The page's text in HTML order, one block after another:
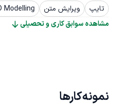
تایپ ویرایش متن Modelling
مشاهده سوابق کاری و تحصیلی
نمونه‌کارها